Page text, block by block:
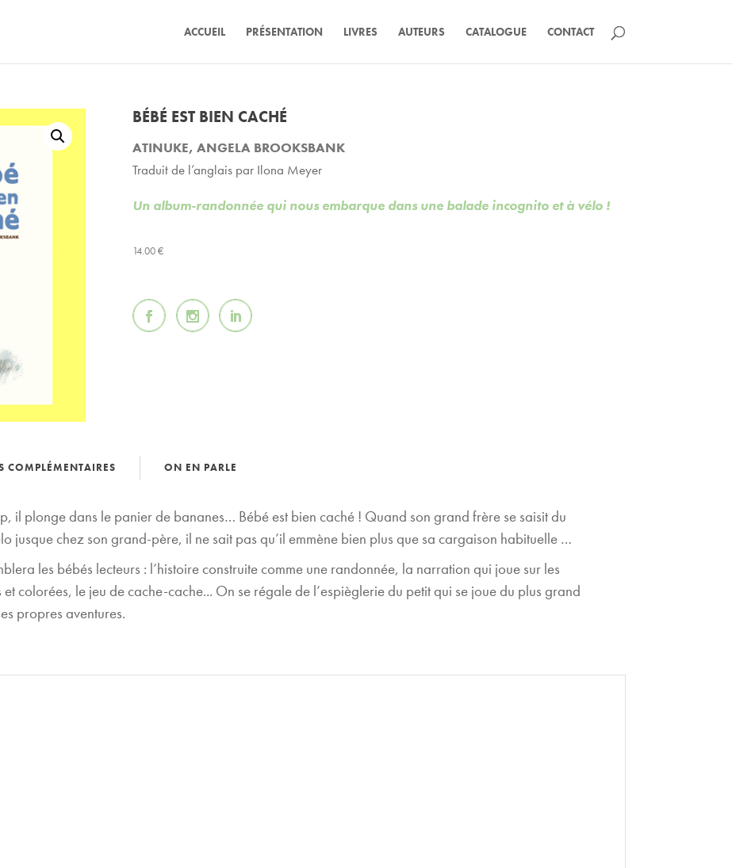
ACCUEIL PRÉSENTATION LIVRES AUTEURS CATALOGUE CONTACT
BÉBÉ EST BIEN CACHÉ
ATINUKE,ANGELA BROOKSBANK
Traduit de l’anglais par Ilona Meyer
Un album-randonnée qui nous embarque dans une balade incognito et à vélo !
14.00€
COMPLÉMENTAIRES ON EN PARLE
il plonge dans le panier de bananes… Bébé est bien caché ! Quand son grand frère se saisit du
jusque chez son grand-père, il ne sait pas qu’il emmène bien plus que sa cargaison habituelle …
les bébés lecteurs : l’histoire construite comme une randonnée, la narration qui joue sur les
colorées, le jeu de cache-cache... On se régale de l’espièglerie du petit qui se joue du plus grand
propres aventures.